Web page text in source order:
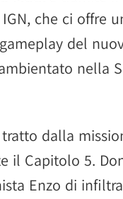
che ci offre
del
nella
dalla
il Capitolo 5.
Enzo di